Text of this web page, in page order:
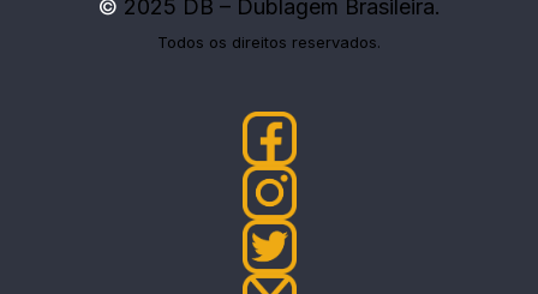
© 2025 DB – Dublagem Brasileira.
Todos os direitos reservados.